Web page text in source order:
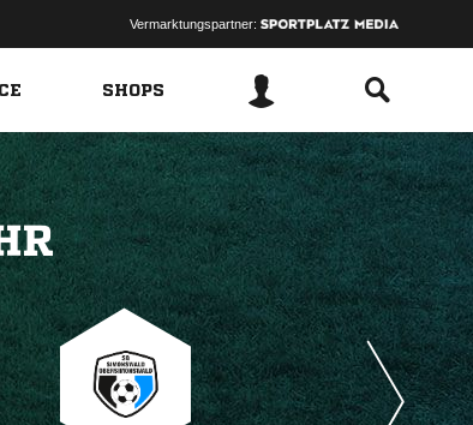
Vermarktungspartner:
SHOPS